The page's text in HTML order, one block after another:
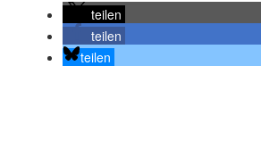
teilen
teilen
teilen